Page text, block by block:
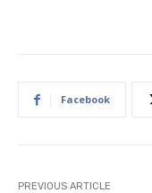
Facebook
PREVIOUS ARTICLE